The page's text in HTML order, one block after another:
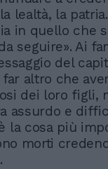
lealtà, la
in quello che
seguire». Ai
del
far altro che
dei loro figli,
assurdo e
la cosa più
morti